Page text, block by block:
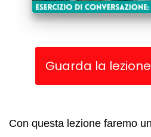
Guarda la
Con questa lezione faremo